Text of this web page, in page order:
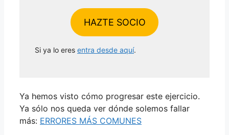
HAZTE SOCIO
Si ya lo eres entra desde aquí.
Ya hemos visto cómo progresar este ejercicio.
Ya sólo nos queda ver dónde solemos fallar
más: ERRORES MÁS COMUNES